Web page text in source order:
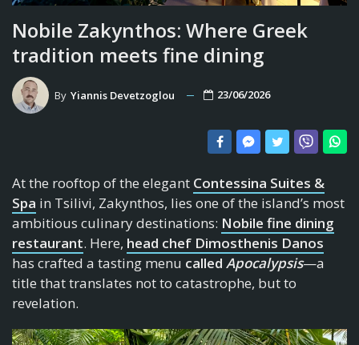
Nobile Zakynthos: Where Greek
tradition meets fine dining
By Yiannis Devetzoglou 23/06/2026
At the rooftop of the elegant Contessina Suites &
Spa in Tsilivi, Zakynthos, lies one of the island’s most
ambitious culinary destinations: Nobile fine dining
restaurant. Here, head chef Dimosthenis Danos
has crafted a tasting menu called Apocalypsis—a
title that translates not to catastrophe, but to
revelation.